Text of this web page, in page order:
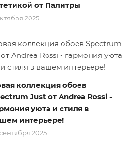
от Палитры
2025
коллекция обоев
Just от Andrea Rossi -
уюта и стиля в
интерьере!
2025